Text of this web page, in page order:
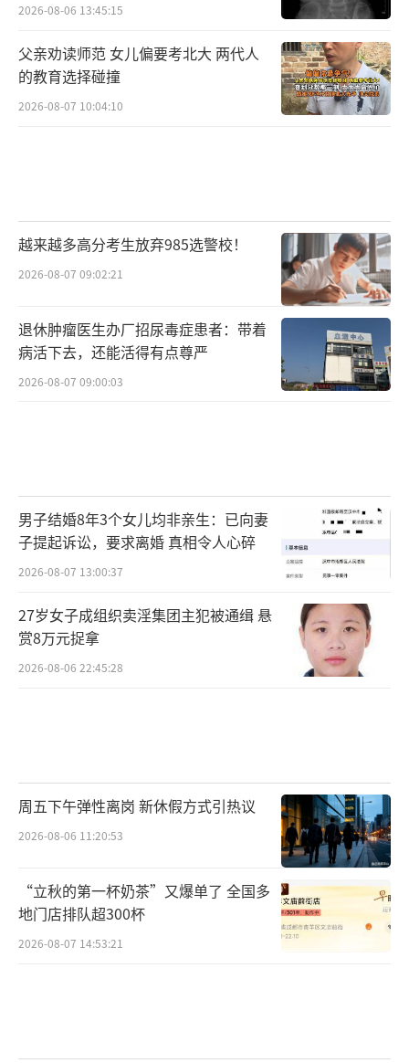
2026-08-06 13:45:15
父亲劝读师范 女儿偏要考北大 两代人
的教育选择碰撞
2026-08-07 10:04:10
越来越多高分考生放弃985选警校！
2026-08-07 09:02:21
退休肿瘤医生办厂招尿毒症患者：带着
病活下去，还能活得有点尊严
2026-08-07 09:00:03
男子结婚8年3个女儿均非亲生：已向妻
子提起诉讼，要求离婚 真相令人心碎
2026-08-07 13:00:37
27岁女子成组织卖淫集团主犯被通缉 悬
赏8万元捉拿
2026-08-06 22:45:28
周五下午弹性离岗 新休假方式引热议
2026-08-06 11:20:53
“立秋的第一杯奶茶”又爆单了 全国多
地门店排队超300杯
2026-08-07 14:53:21